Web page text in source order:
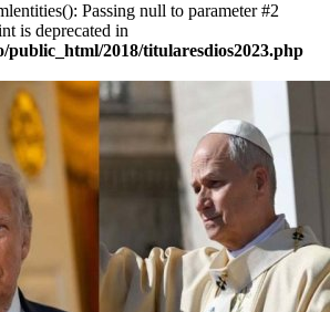
Passing null to parameter #2
is deprecated in
public_html/2018/titularesdios2023.php